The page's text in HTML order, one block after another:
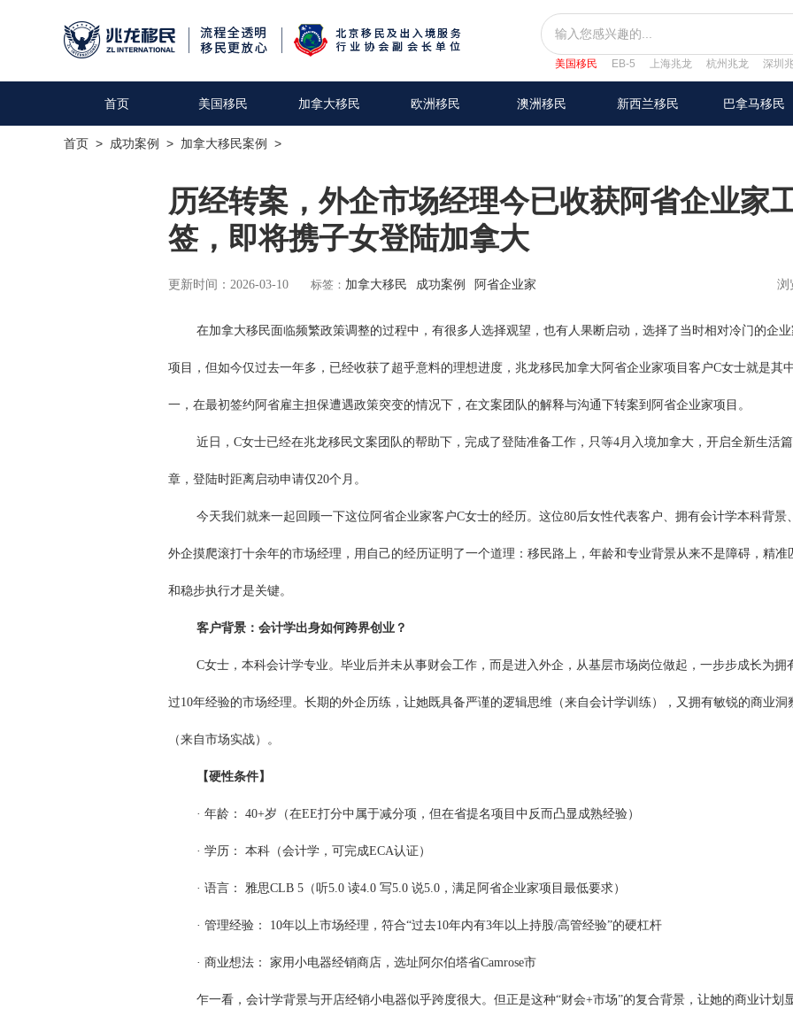
美国移民 EB-5 上海兆龙 杭州兆龙 深圳
首页 美国移民 加拿大移民 欧洲移民 澳洲移民 新西兰移民 巴拿马移民
首页 > 成功案例 > 加拿大移民案例 >
历经转案，外企市场经理今已收获阿省企业家
签，即将携子女登陆加拿大
更新时间：2026-03-10 标签： 加拿大移民 成功案例 阿省企业家 浏
在加拿大移民面临频繁政策调整的过程中，有很多人选择观望，也有人果断启动，选择了当时相对冷门的企业
项目，但如今仅过去一年多，已经收获了超乎意料的理想进度，兆龙移民加拿大阿省企业家项目客户C女士就是其
一，在最初签约阿省雇主担保遭遇政策突变的情况下，在文案团队的解释与沟通下转案到阿省企业家项目。
近日，C女士已经在兆龙移民文案团队的帮助下，完成了登陆准备工作，只等4月入境加拿大，开启全新生活篇
章，登陆时距离启动申请仅20个月。
今天我们就来一起回顾一下这位阿省企业家客户C女士的经历。这位80后女性代表客户、拥有会计学本科背景
外企摸爬滚打十余年的市场经理，用自己的经历证明了一个道理：移民路上，年龄和专业背景从来不是障碍，精准
和稳步执行才是关键。
客户背景：会计学出身如何跨界创业？
C女士，本科会计学专业。毕业后并未从事财会工作，而是进入外企，从基层市场岗位做起，一步步成长为拥
过10年经验的市场经理。长期的外企历练，让她既具备严谨的逻辑思维（来自会计学训练），又拥有敏锐的商业洞
（来自市场实战）。
【硬性条件】
· 年龄： 40+岁（在EE打分中属于减分项，但在省提名项目中反而凸显成熟经验）
· 学历： 本科（会计学，可完成ECA认证）
· 语言： 雅思CLB 5（听5.0 读4.0 写5.0 说5.0，满足阿省企业家项目最低要求）
· 管理经验： 10年以上市场经理，符合“过去10年内有3年以上持股/高管经验”的硬杠杆
· 商业想法： 家用小电器经销商店，选址阿尔伯塔省Camrose市
乍一看，会计学背景与开店经销小电器似乎跨度很大。但正是这种“财会+市场”的复合背景，让她的商业计划